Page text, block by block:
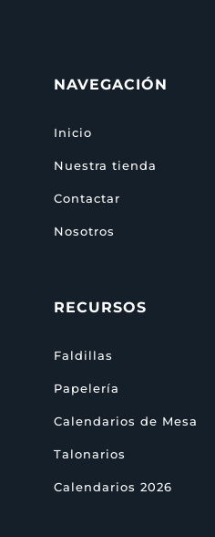
NAVEGACIÓN
Inicio
Nuestra tienda
Contactar
Nosotros
RECURSOS
Faldillas
Papelería
Calendarios de Mesa
Talonarios
Calendarios 2026